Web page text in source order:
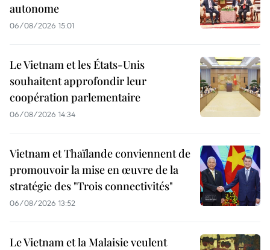
autonome
06/08/2026 15:01
Le Vietnam et les États-Unis
souhaitent approfondir leur
coopération parlementaire
06/08/2026 14:34
Vietnam et Thaïlande conviennent de
promouvoir la mise en œuvre de la
stratégie des "Trois connectivités"
06/08/2026 13:52
Le Vietnam et la Malaisie veulent